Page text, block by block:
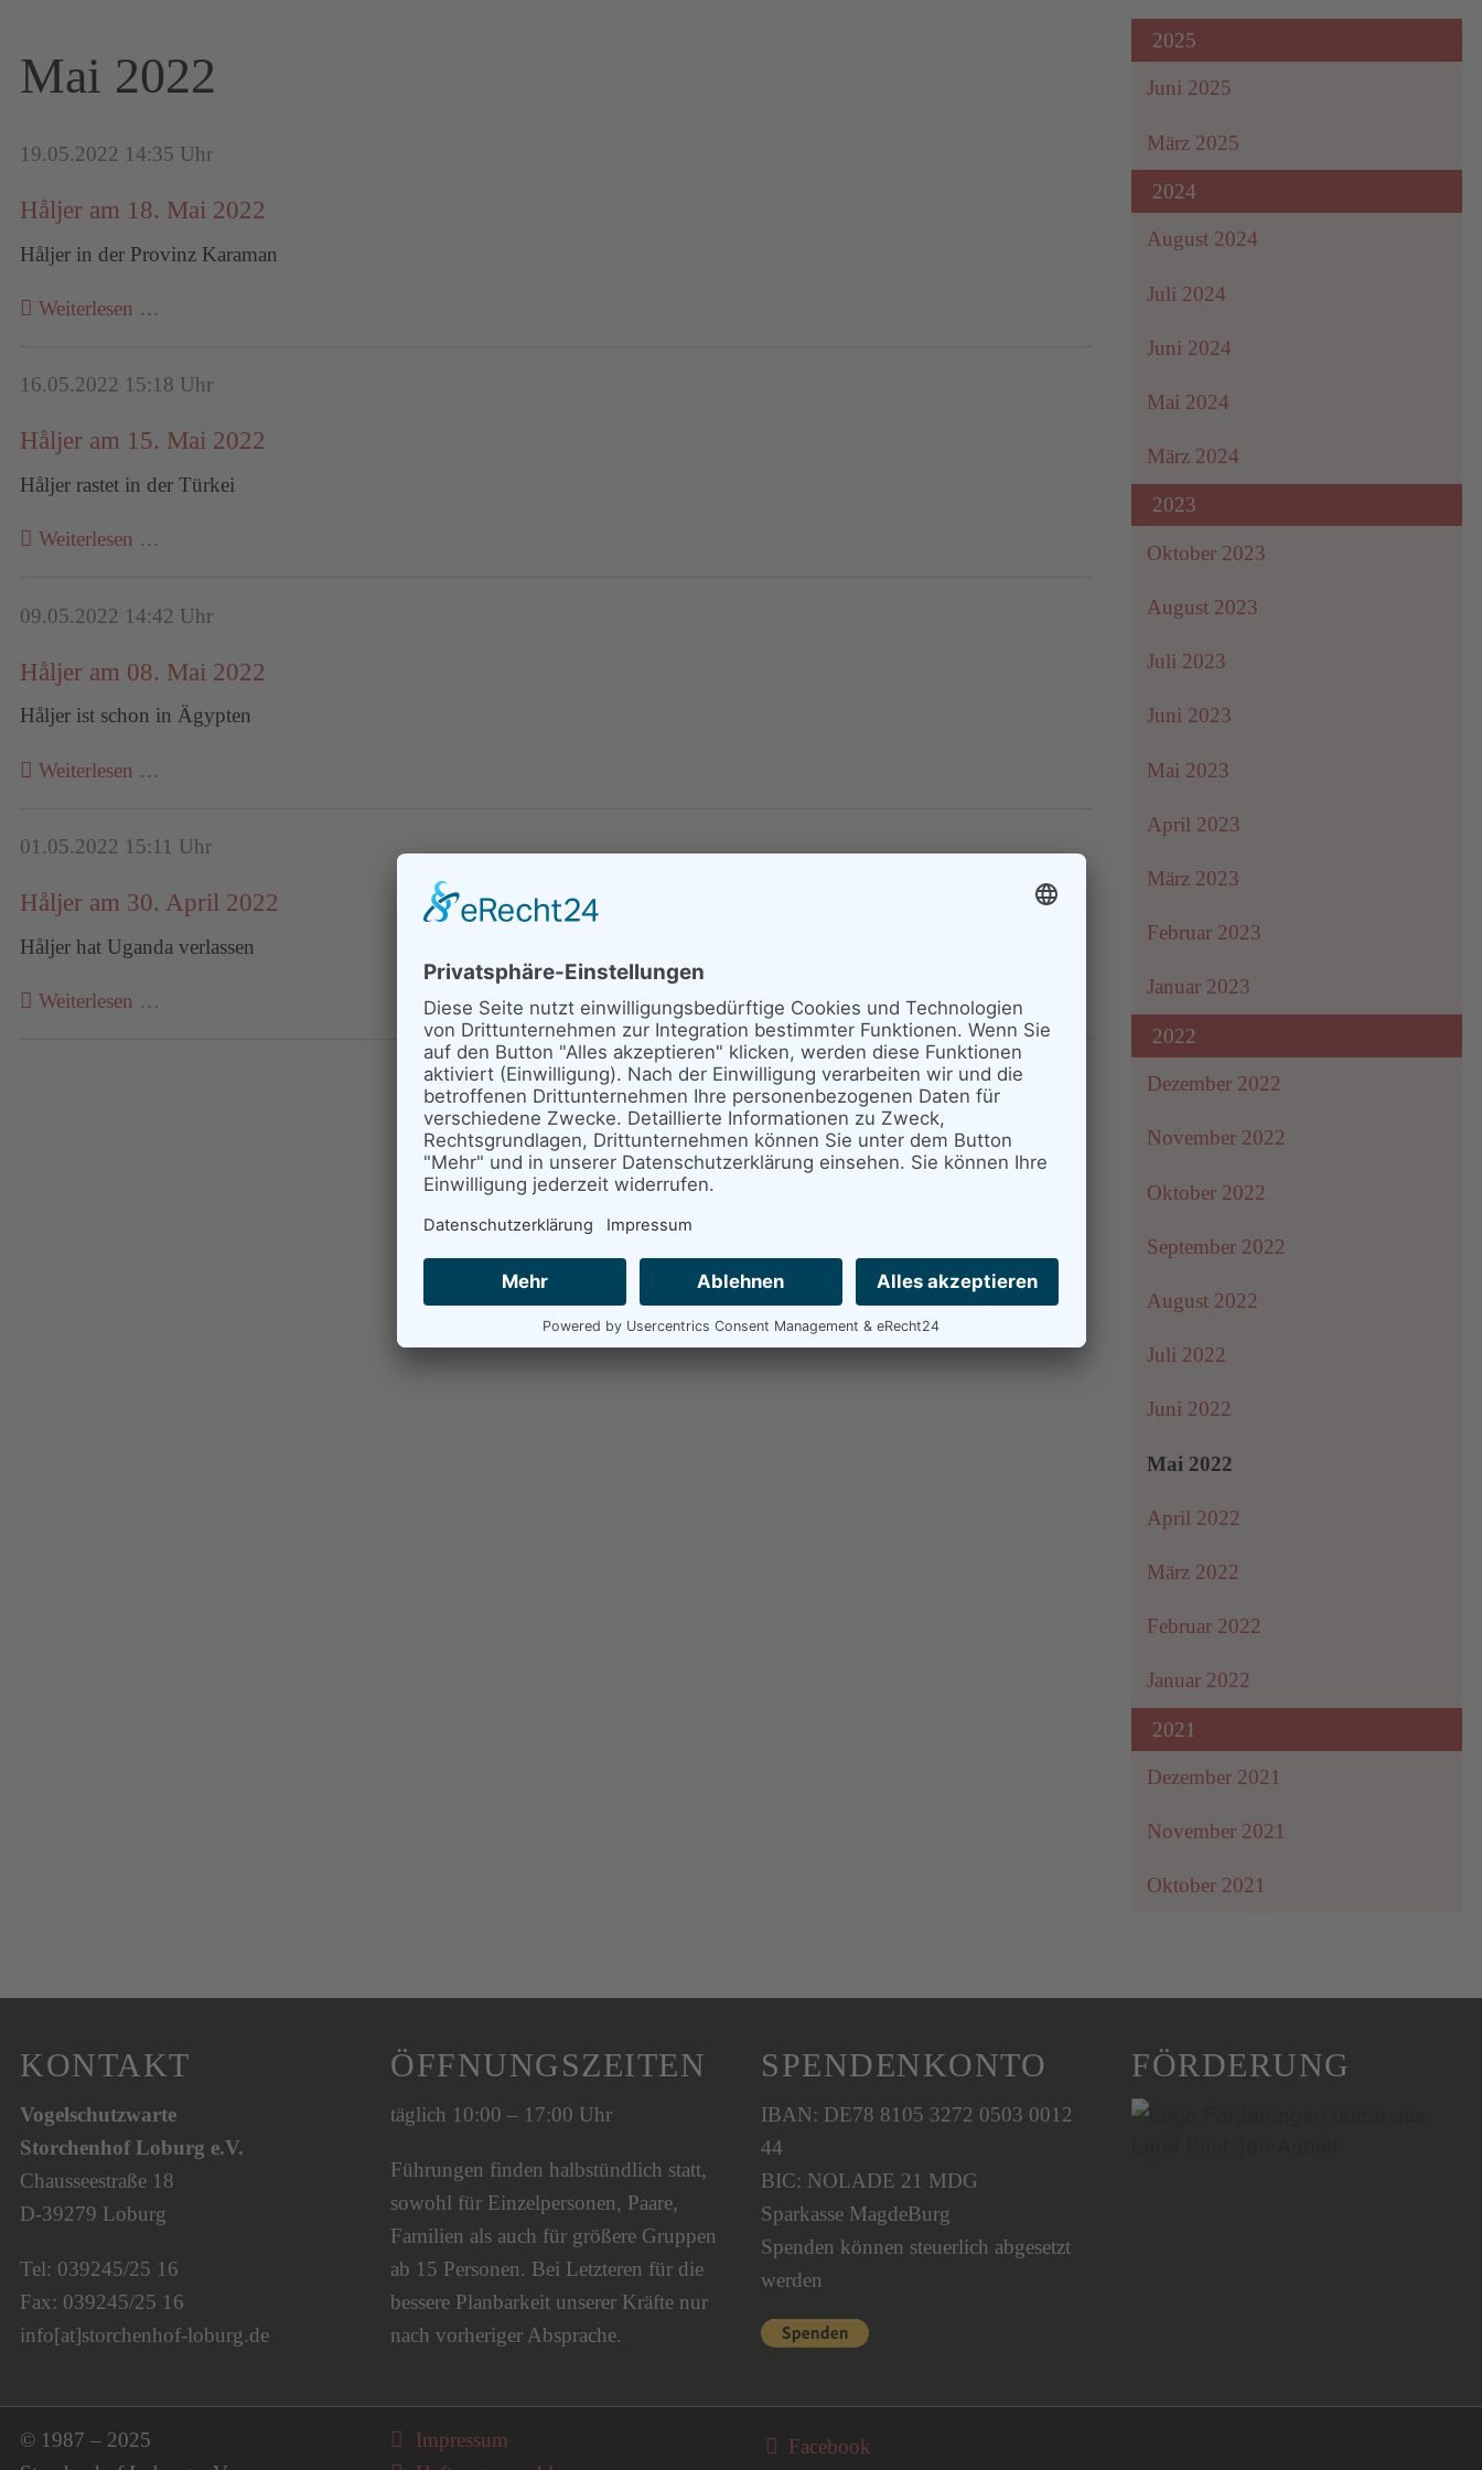
Mai 2022
19.05.2022 14:35 Uhr
Håljer am 18. Mai 2022
Håljer in der Provinz Karaman
Weiterlesen …
16.05.2022 15:18 Uhr
Håljer am 15. Mai 2022
Håljer rastet in der Türkei
Weiterlesen …
09.05.2022 14:42 Uhr
Håljer am 08. Mai 2022
Håljer ist schon in Ägypten
Weiterlesen …
01.05.2022 15:11 Uhr
Håljer am 30. April 2022
Håljer hat Uganda verlassen
Weiterlesen …
2025
Juni 2025
März 2025
2024
August 2024
Juli 2024
Juni 2024
Mai 2024
März 2024
2023
Oktober 2023
August 2023
Juli 2023
Juni 2023
Mai 2023
April 2023
März 2023
Februar 2023
Januar 2023
2022
Dezember 2022
November 2022
Oktober 2022
September 2022
August 2022
Juli 2022
Juni 2022
Mai 2022
April 2022
März 2022
Februar 2022
Januar 2022
2021
Dezember 2021
November 2021
Oktober 2021
KONTAKT
Vogelschutzwarte
Storchenhof Loburg e.V.
Chausseestraße 18
D-39279 Loburg
Tel: 039245/25 16
Fax: 039245/25 16
info[at]storchenhof-loburg.de
ÖFFNUNGSZEITEN
täglich 10:00 – 17:00 Uhr
Führungen finden halbstündlich statt,
sowohl für Einzelpersonen, Paare,
Familien als auch für größere Gruppen
ab 15 Personen. Bei Letzteren für die
bessere Planbarkeit unserer Kräfte nur
nach vorheriger Absprache.
SPENDENKONTO
IBAN: DE78 8105 3272 0503 0012
44
BIC: NOLADE 21 MDG
Sparkasse MagdeBurg
Spenden können steuerlich abgesetzt
werden
FÖRDERUNG
© 1987 – 2025
Navigation überspringen
Impressum
Facebook